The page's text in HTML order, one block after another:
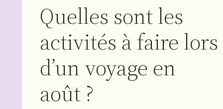
Quelles sont les
activités à faire lors
d’un voyage en
août ?